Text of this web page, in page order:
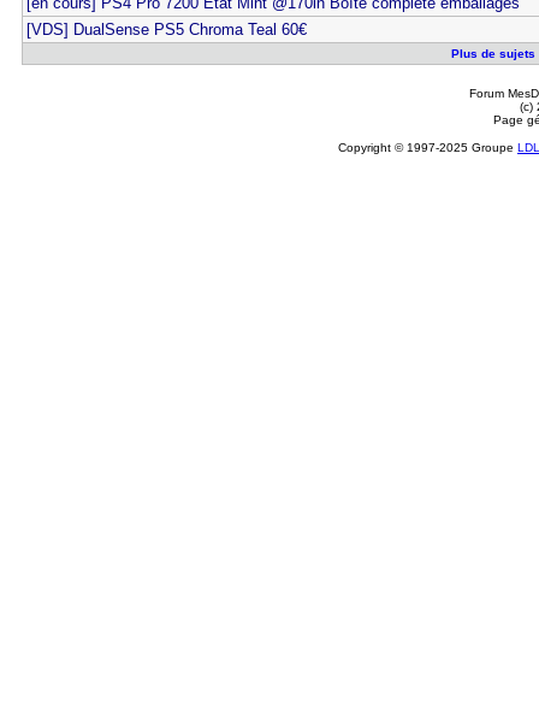
[VDS] DualSense PS5 Chroma Teal 60€
Plus de sujets
Forum
(c)
Page
Copyright © 1997-2025 Groupe